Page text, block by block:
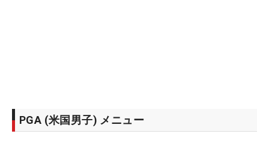
PGA (米国男子) メニュー